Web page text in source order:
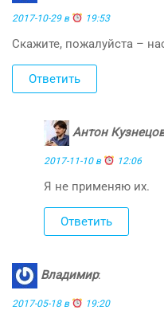
2017-10-29 в 19:53
Скажите, пожалуйста –
Ответить
Антон
2017-11-10 в 12:06
Я не применяю их.
Ответить
Владимир:
2017-05-18 в 19:20